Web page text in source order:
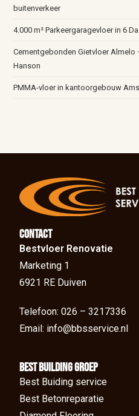
buitenverkeer
4.000 m² Parkeergaragevloer in 6
Cementgebonden Gietvloer Almelo
Hanson
PMMA-vloer in kantoorgebouw
Contact
Bestvloer Renovatie
Marketing 1
6921 RE Duiven
Telefoon: 026 – 3217336
Email: info@bbsservice.nl
BEst Building groep
Best Buiding service
Best Betonreparatie